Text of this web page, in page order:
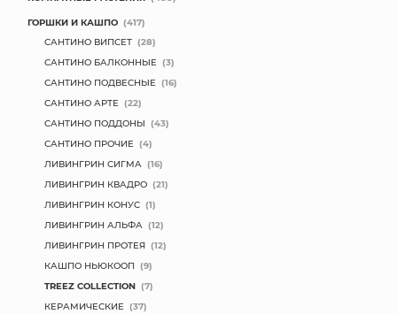
ГОРШКИ И КАШПО (417)
САНТИНО ВИПСЕТ (28)
САНТИНО БАЛКОННЫЕ (3)
САНТИНО ПОДВЕСНЫЕ (16)
САНТИНО АРТЕ (22)
САНТИНО ПОДДОНЫ (43)
САНТИНО ПРОЧИЕ (4)
ЛИВИНГРИН СИГМА (16)
ЛИВИНГРИН КВАДРО (21)
ЛИВИНГРИН КОНУС (1)
ЛИВИНГРИН АЛЬФА (12)
ЛИВИНГРИН ПРОТЕЯ (12)
КАШПО НЬЮКООП (9)
TREEZ COLLECTION (7)
КЕРАМИЧЕСКИЕ (37)